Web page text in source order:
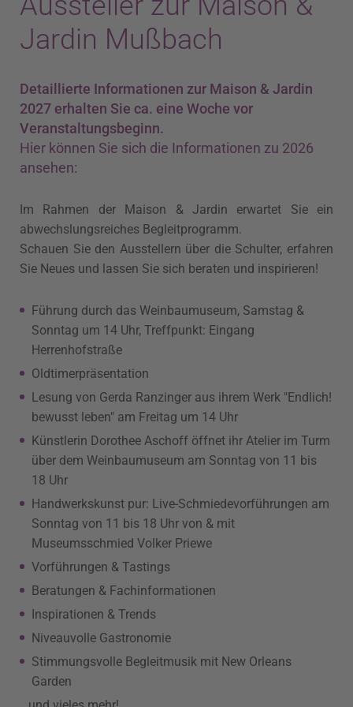
Jardin Mußbach
Detaillierte Informationen zur Maison & Jardin
2027 erhalten Sie ca. eine Woche vor
Veranstaltungsbeginn.
Hier können Sie sich die Informationen zu 2026
ansehen:
Im Rahmen der Maison & Jardin erwartet Sie ein
abwechslungsreiches Begleitprogramm.
Schauen Sie den Ausstellern über die Schulter, erfahren
Sie Neues und lassen Sie sich beraten und inspirieren!
Führung durch das Weinbaumuseum, Samstag &
Sonntag um 14 Uhr, Treffpunkt: Eingang
Herrenhofstraße
Oldtimerpräsentation
Lesung von Gerda Ranzinger aus ihrem Werk "Endlich!
bewusst leben" am Freitag um 14 Uhr
Künstlerin Dorothee Aschoff öffnet ihr Atelier im Turm
über dem Weinbaumuseum am Sonntag von 11 bis
18 Uhr
Handwerkskunst pur: Live-Schmiedevorführungen am
Sonntag von 11 bis 18 Uhr von & mit
Museumsschmied Volker Priewe
Vorführungen & Tastings
Beratungen & Fachinformationen
Inspirationen & Trends
Niveauvolle Gastronomie
Stimmungsvolle Begleitmusik mit New Orleans
Garden